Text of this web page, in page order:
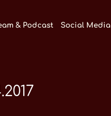
& Podcast Social Media